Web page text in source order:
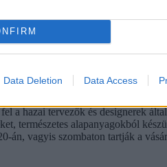
Data Deletion Data Access
a hazai tervezők és designerek
természetes alapanyagokból
án, vagyis szombaton tartják a